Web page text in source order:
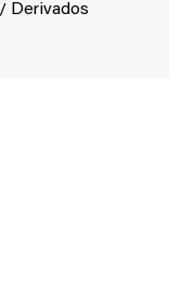
Derivados